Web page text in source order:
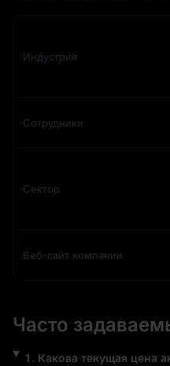
Индустрия
Сотрудники
Сектор
Веб-сайт компании
Часто
1 . Какова текущая цена